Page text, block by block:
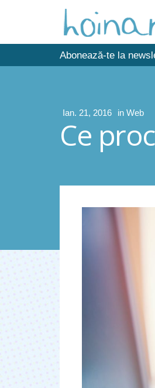
Abonează-te la
Ian. 21, 2016 in Web
Ce